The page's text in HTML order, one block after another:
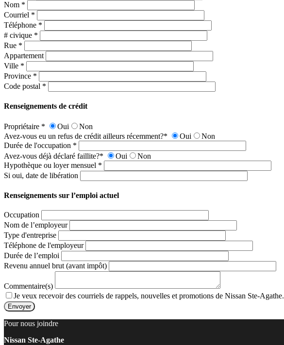
Nom *
Courriel *
Téléphone *
# civique *
Rue *
Appartement
Ville *
Province *
Code postal *
Renseignements de crédit
Propriétaire * Oui
Non
Avez-vous eu un refus de crédit ailleurs récemment?* Oui
Non
Durée de l'occupation *
Avez-vous déjà déclaré faillite?* Oui
Non
Hypothèque ou loyer mensuel *
Si oui, date de libération
Renseignements sur l’emploi actuel
Occupation
Nom de l’employeur
Type d'entreprise
Téléphone de l'employeur
Durée de l’emploi
Revenu annuel brut (avant impôt)
Commentaire(s)
Je veux recevoir des courriels de rappels, nouvelles et promotions de Nissan Ste-Agathe.
Pour nous joindre
Nissan Ste-Agathe